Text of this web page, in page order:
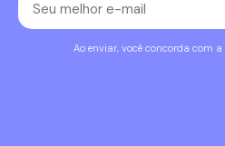
Ao enviar, você concorda com a